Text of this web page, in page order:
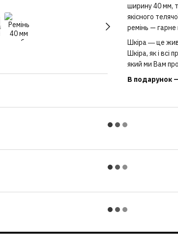
ширину 40 мм,
якісного
ремінь —
Шкіра ― це
Шкіра, як і всі
який ми Вам
В подарунок